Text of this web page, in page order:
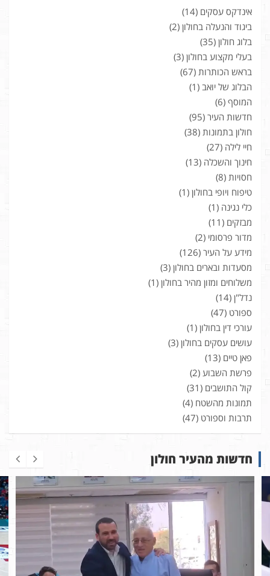
אינדקס עסקים (14)
ביגוד והנעלה בחולון (2)
בלוג חולון (35)
בעלי מקצוע בחולון (3)
בראש הכותרות (67)
הבלוג של יואב (1)
המוסף (6)
חדשות העיר (95)
חולון בתמונות (38)
חיי לילה (27)
חינוך והשכלה (13)
חסויות (8)
טיפוח ויופי בחולון (1)
כלי נגינה (1)
מבזקים (11)
מדור פרסומי (2)
מידע על העיר (126)
מסעדות ובארים בחולון (3)
משלוחים ומזון מהיר בחולון (1)
נדל"ן (14)
ספורט (47)
עורכי דין בחולון (1)
עושים עסקים בחולון (3)
פאן טיים (13)
פרשת השבוע (2)
קול התושבים (31)
תמונות מהשטח (4)
תרבות וספורט (47)
חדשות מהעיר חולון